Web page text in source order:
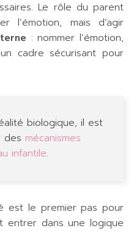
Le rôle du parent
l’émotion, mais d’agir
: nommer l’émotion,
cadre sécurisant pour
biologique, il est
des mécanismes
infantile.
est le premier pas pour
dans une logique